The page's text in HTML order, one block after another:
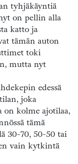
tyhjäkäyntiä
on pellin alla
katto ja
tämän auton
toki
mutta nyt
edessä
joka
on kolme ajotilaa,
tämä
30-70, 50-50 tai
vain kytkintä